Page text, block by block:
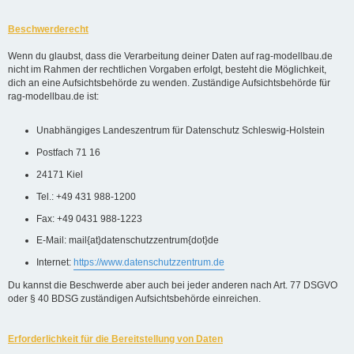
Beschwerderecht
Wenn du glaubst, dass die Verarbeitung deiner Daten auf rag-modellbau.de
nicht im Rahmen der rechtlichen Vorgaben erfolgt, besteht die Möglichkeit,
dich an eine Aufsichtsbehörde zu wenden. Zuständige Aufsichtsbehörde für
rag-modellbau.de ist:
Unabhängiges Landeszentrum für Datenschutz Schleswig-Holstein
Postfach 71 16
24171 Kiel
Tel.: +49 431 988-1200
Fax: +49 0431 988-1223
E-Mail: mail{at}datenschutzzentrum{dot}de
Internet: https://www.datenschutzzentrum.de
Du kannst die Beschwerde aber auch bei jeder anderen nach Art. 77 DSGVO
oder § 40 BDSG zuständigen Aufsichtsbehörde einreichen.
Erforderlichkeit für die Bereitstellung von Daten